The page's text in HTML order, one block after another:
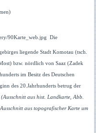
Die
liegende Stadt Komotau (tsch.
bzw. nördlich von Saaz (Zadek
im Besitz des Deutschen
des 20.Jahrhunderts betrug der
(Ausschnitt aus hist. Landkarte, Abb.
aus topografischer Karte um